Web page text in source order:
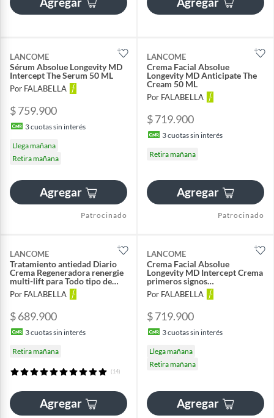
LANCOME
Sérum Absolue Longevity MD
Intercept The Serum 50 ML
Por FALABELLA
$ 759.900
3cuotas sin interés
Llega mañana
Retira mañana
Agregar
Patrocinado
LANCOME
Crema Facial Absolue
Longevity MD Anticipate The
Cream 50 ML
Por FALABELLA
$ 719.900
3cuotas sin interés
Retira mañana
Agregar
Patrocinado
LANCOME
Tratamiento antiedad Diario
Crema Regeneradora renergie
multi-lift para Todo tipo de
piel 50 ml
Por FALABELLA
$ 689.900
3cuotas sin interés
Retira mañana
(14)
Agregar
LANCOME
Crema Facial Absolue
Longevity MD Intercept Crema
primeros signos
envejecimiento 50 ML
Por FALABELLA
$ 719.900
3cuotas sin interés
Llega mañana
Retira mañana
Agregar